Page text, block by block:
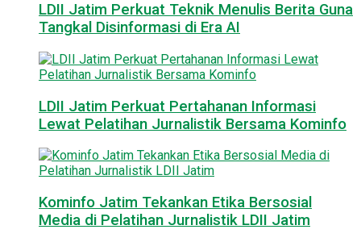
LDII Jatim Perkuat Teknik Menulis Berita Guna
Tangkal Disinformasi di Era AI
LDII Jatim Perkuat Pertahanan Informasi
Lewat Pelatihan Jurnalistik Bersama Kominfo
Kominfo Jatim Tekankan Etika Bersosial
Media di Pelatihan Jurnalistik LDII Jatim